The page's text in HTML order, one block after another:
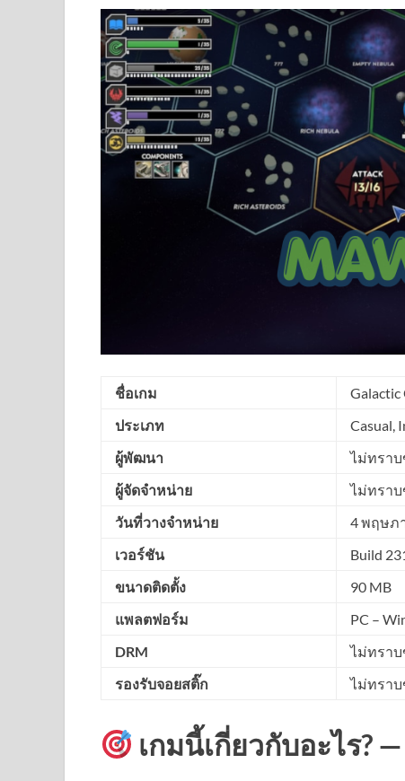
ชื่อเกม
ประเภท
Casual,
ผู้พัฒนา
ไม่ทรา
ผู้จัดจำหน่าย
ไม่ทรา
วันที่วางจำหน่าย
4 พฤษภ
เวอร์ชัน
Build
ขนาดติดตั้ง
90 MB
แพลตฟอร์ม
PC –
DRM
ไม่ทรา
รองรับจอยสติ๊ก
ไม่ทรา
เกมนี้เกี่ยวกับอะไร?